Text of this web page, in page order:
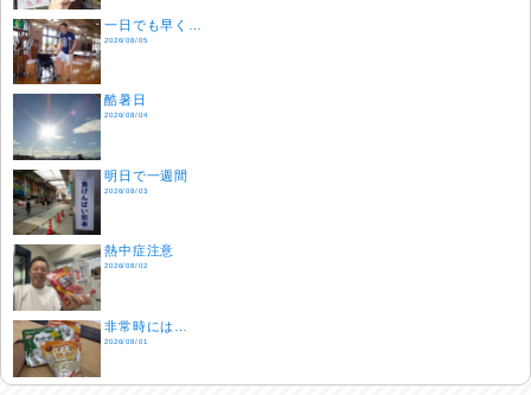
一日でも早く…
2026/08/05
酷暑日
2026/08/04
明日で一週間
2026/08/03
熱中症注意
2026/08/02
非常時には…
2026/08/01